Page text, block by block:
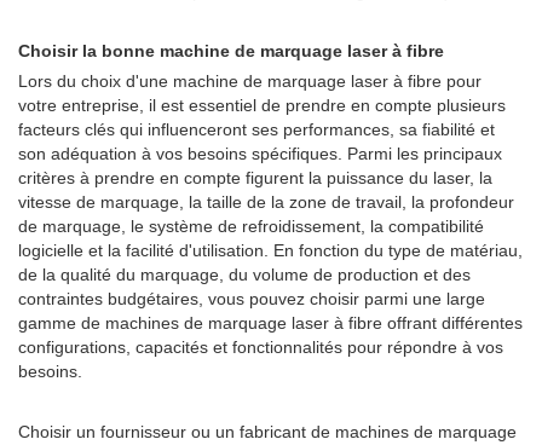
Choisir la bonne machine de marquage laser à fibre
Lors du choix d'une machine de marquage laser à fibre pour
votre entreprise, il est essentiel de prendre en compte plusieurs
facteurs clés qui influenceront ses performances, sa fiabilité et
son adéquation à vos besoins spécifiques. Parmi les principaux
critères à prendre en compte figurent la puissance du laser, la
vitesse de marquage, la taille de la zone de travail, la profondeur
de marquage, le système de refroidissement, la compatibilité
logicielle et la facilité d'utilisation. En fonction du type de matériau,
de la qualité du marquage, du volume de production et des
contraintes budgétaires, vous pouvez choisir parmi une large
gamme de machines de marquage laser à fibre offrant différentes
configurations, capacités et fonctionnalités pour répondre à vos
besoins.
Choisir un fournisseur ou un fabricant de machines de marquage